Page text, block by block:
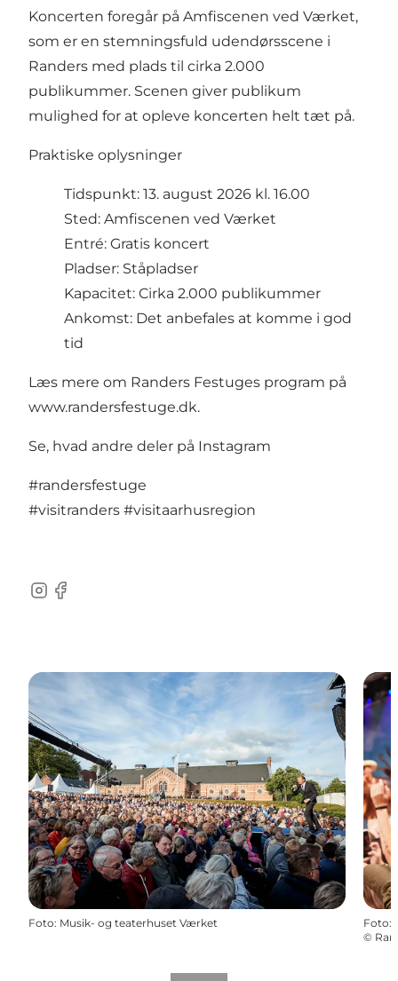
Koncerten foregår på Amfiscenen ved Værket,
som er en stemningsfuld udendørsscene i
Randers med plads til cirka 2.000
publikummer. Scenen giver publikum
mulighed for at opleve koncerten helt tæt på.
Praktiske oplysninger
Tidspunkt: 13. august 2026 kl. 16.00
Sted: Amfiscenen ved Værket
Entré: Gratis koncert
Pladser: Ståpladser
Kapacitet: Cirka 2.000 publikummer
Ankomst: Det anbefales at komme i god
tid
Læs mere om Randers Festuges program på
www.randersfestuge.dk.
Se, hvad andre deler på Instagram
#randersfestuge
#visitranders #visitaarhusregion
Instagram
Facebook
Foto: Musik- og teaterhuset Værket Foto:
©